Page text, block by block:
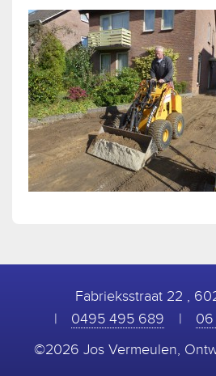
Fabrieksstraat 22 ,
0495 495 689
©2026 Jos Vermeulen,